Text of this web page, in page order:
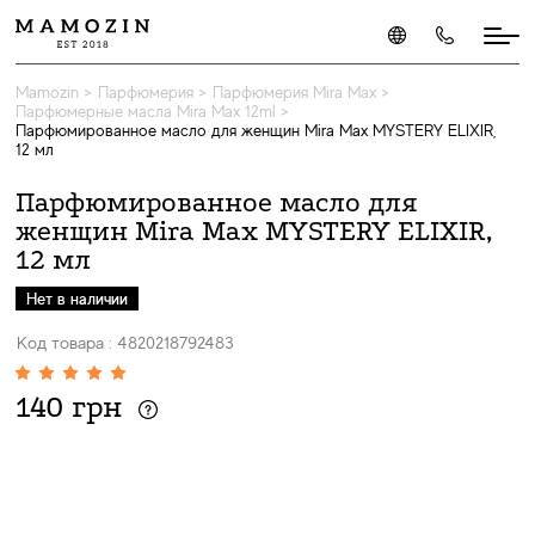
Mamozin > Парфюмерия > Парфюмерия Mira Max >
Парфюмерные масла Mira Max 12ml >
Парфюмированное масло для женщин Mira Max MYSTERY ELIXIR,
12 мл
Парфюмированное масло для
женщин Mira Max MYSTERY ELIXIR,
12 мл
Нет в наличии
Код товара : 4820218792483
140 грн